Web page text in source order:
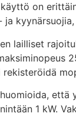
on
ja
lailliset
1 kW.